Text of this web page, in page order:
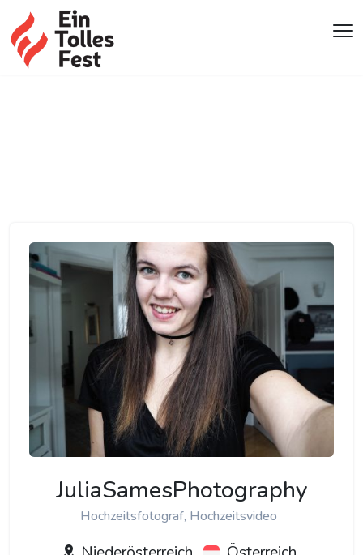
JuliaSamesPhotography
Hochzeitsfotograf, Hochzeitsvideo